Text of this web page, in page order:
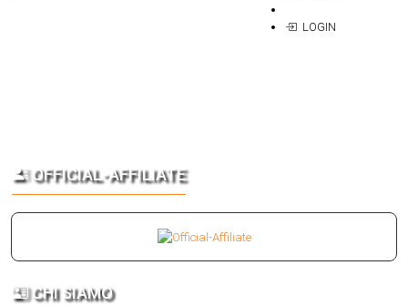
LOGIN
OFFICIAL-AFFILIATE
CHI SIAMO